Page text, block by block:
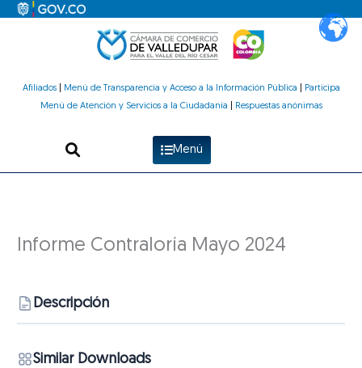
Afiliados| Menú de Transparencia y Acceso a la Información Pública
Participa
Menú de Atención y Servicios a la Ciudadanía
Respuestas anónimas
Menú
Informe Contraloría Mayo 2024
Descripción
Similar Downloads